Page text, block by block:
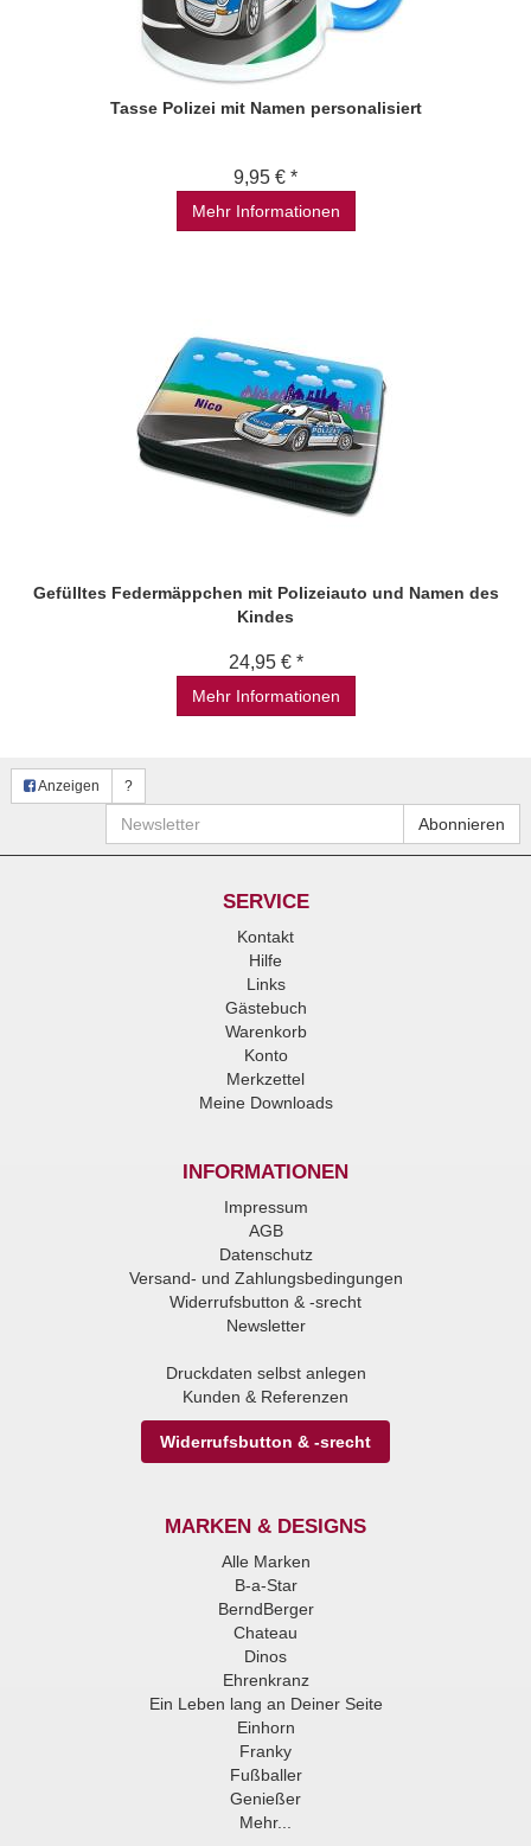
Tasse Polizei mit Namen personalisiert
9,95 € *
Mehr Informationen
Gefülltes Federmäppchen mit Polizeiauto und Namen des
Kindes
24,95 € *
Mehr Informationen
Anzeigen ?
Newsletter Abonnieren
SERVICE
Kontakt
Hilfe
Links
Gästebuch
Warenkorb
Konto
Merkzettel
Meine Downloads
INFORMATIONEN
Impressum
AGB
Datenschutz
Versand- und Zahlungsbedingungen
Widerrufsbutton & -srecht
Newsletter
Druckdaten selbst anlegen
Kunden & Referenzen
Widerrufsbutton & -srecht
MARKEN & DESIGNS
Alle Marken
B-a-Star
BerndBerger
Chateau
Dinos
Ehrenkranz
Ein Leben lang an Deiner Seite
Einhorn
Franky
Fußballer
Genießer
Mehr...